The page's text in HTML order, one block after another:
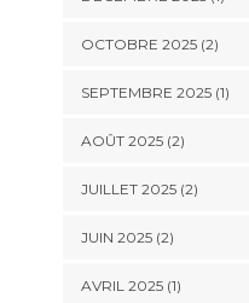
OCTOBRE 2025(2)
SEPTEMBRE 2025(1)
AOÛT 2025(2)
JUILLET 2025(2)
JUIN 2025(2)
AVRIL 2025(1)